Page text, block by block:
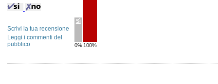
Sì
0% 100%
Scrivi la tua recensione
Leggi i commenti del
pubblico